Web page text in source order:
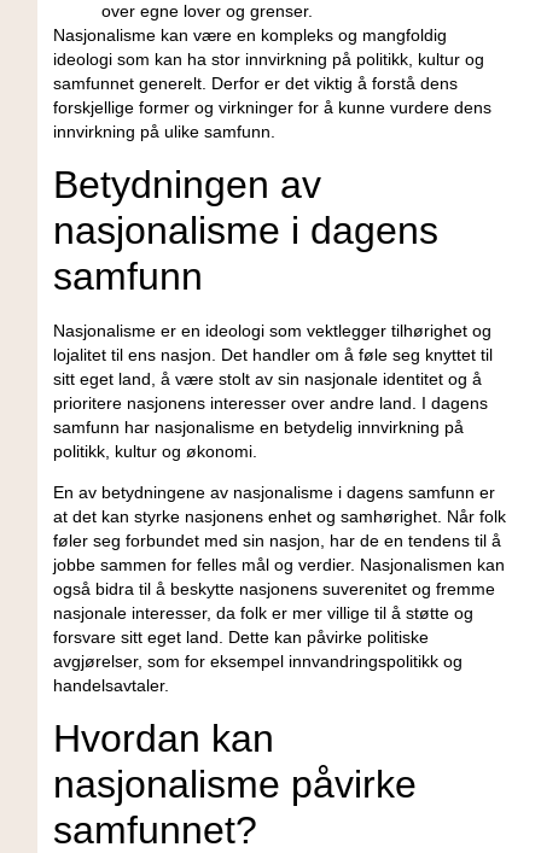
over egne lover ​og grenser.
Nasjonalisme kan være en⁤ kompleks​ og mangfoldig
ideologi som ‍kan ha‍ stor innvirkning på politikk, kultur og ​
samfunnet generelt. Derfor er⁢ det ​viktig å forstå ⁤dens
forskjellige ⁣former og virkninger for å kunne vurdere dens
innvirkning på ulike samfunn.
Betydningen av
nasjonalisme i dagens
samfunn
Nasjonalisme er ⁤en ideologi som vektlegger tilhørighet og ​
lojalitet ⁤til⁤ ens nasjon. Det handler om å føle seg knyttet til
sitt ‌eget land, å være stolt av sin nasjonale identitet og å
prioritere nasjonens interesser ⁣over andre ‍land. I dagens
samfunn⁢ har nasjonalisme en⁣ betydelig innvirkning på
‌politikk, kultur‍ og økonomi.
En av betydningene av nasjonalisme i ⁣dagens samfunn⁤ er
at det kan styrke nasjonens enhet og samhørighet. Når ‌folk
føler seg⁤ forbundet med sin nasjon, har de en tendens til å
jobbe sammen for felles mål⁣ og verdier. ‍Nasjonalismen kan
også‌ bidra til ‍å beskytte nasjonens suverenitet og ⁣fremme
nasjonale ​interesser, da folk er mer villige til å støtte og
‌forsvare sitt eget land. ⁤Dette​ kan påvirke politiske
avgjørelser,⁣ som for eksempel innvandringspolitikk og
handelsavtaler.
Hvordan kan
nasjonalisme påvirke
samfunnet?